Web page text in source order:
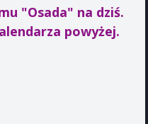
"Osada" na dziś.
powyżej.